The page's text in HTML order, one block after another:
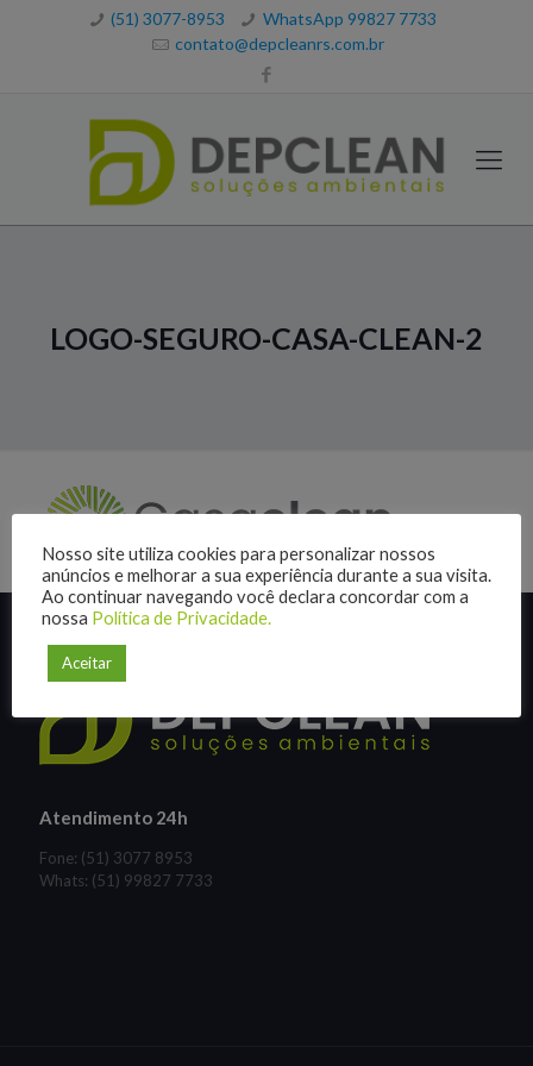
(51) 3077-8953
WhatsApp 99827 7733
contato@depcleanrs.com.br
LOGO-SEGURO-CASA-CLEAN-2
Atendimento 24h
Fone: (51) 3077 8953
Whats: (51) 99827 7733
Nosso site utiliza cookies para personalizar nossos
anúncios e melhorar a sua experiência durante a sua visita.
Ao continuar navegando você declara concordar com a
nossa Política de Privacidade.
Aceitar